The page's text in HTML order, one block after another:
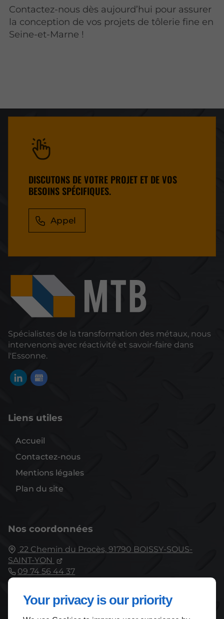
Your privacy is our priority
Contactez-nous dès aujourd’hui pour assurer
la conception de vos projets de tôlerie fine en
Seine-et-Marne !
DISCUTONS DE VOTRE PROJET ET DE VOS
BESOINS SPÉCIFIQUES.
Appel
Spécialistes de la transformation des métaux, nous
intervenons avec réactivité et savoir-faire dans
l'Essonne.
Liens utiles
Accueil
Contactez-nous
Mentions légales
Plan du site
Nos coordonnées
22 Chemin du Procès, 91790 BOISSY-SOUS-
SAINT-YON
09 74 56 44 37